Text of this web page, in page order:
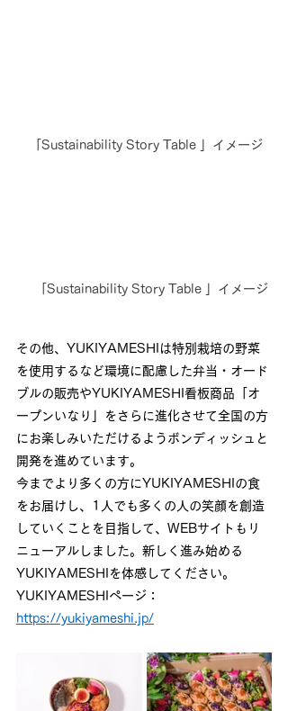
「Sustainability Story Table 」イメージ
    「Sustainability Story Table 」イメージ
その他、YUKIYAMESHIは特別栽培の野菜
を使用するなど環境に配慮した弁当・オード
ブルの販売やYUKIYAMESHI看板商品「オ
ープンいなり」をさらに進化させて全国の方
にお楽しみいただけるようボンディッシュと
開発を進めています。
今までより多くの方にYUKIYAMESHIの食
をお届けし、1人でも多くの人の笑顔を創造
していくことを目指して、WEBサイトもリ
ニューアルしました。新しく進み始める
YUKIYAMESHIを体感してください。
YUKIYAMESHIページ：
https://yukiyameshi.jp/